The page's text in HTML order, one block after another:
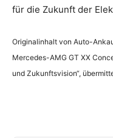
für die Zukunft der
Originalinhalt von Auto-
Mercedes-AMG GT XX
und Zukunftsvision“,